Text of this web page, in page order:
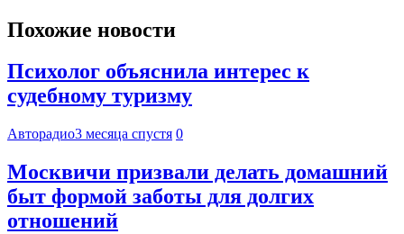
Похожие новости
Психолог объяснила интерес к
судебному туризму
Авторадио3 месяца спустя 0
Москвичи призвали делать домашний
быт формой заботы для долгих
отношений